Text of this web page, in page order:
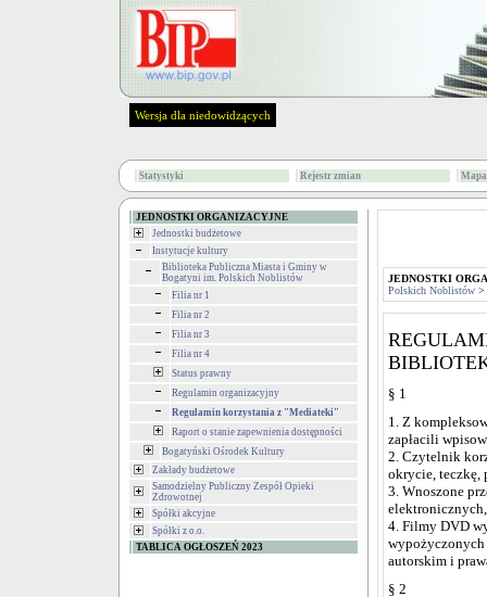
Wersja dla niedowidzących
Statystyki Rejestr zmian
JEDNOSTKI ORGANIZACYJNE
Jednostki budżetowe
Instytucje kultury
Biblioteka Publiczna Miasta i Gminy w
Bogatyni im. Polskich Noblistów
Filia nr 1
Filia nr 2
Filia nr 3
Filia nr 4
Status prawny
Regulamin organizacyjny
Regulamin korzystania z "Mediateki"
Raport o stanie zapewnienia dostępności
Bogatyński Ośrodek Kultury
Zakłady budżetowe
Samodzielny Publiczny Zespół Opieki
Zdrowotnej
Spółki akcyjne
Spółki z o.o.
TABLICA OGŁOSZEŃ 2023
JEDNOSTKI
Polskich Noblistów >
§ 1
1. Z
zapłacili
2. Czytelnik
okrycie, teczkę,
3. Wnoszone
4. Filmy DVD
wypożyczonych
autorskim i
§ 2